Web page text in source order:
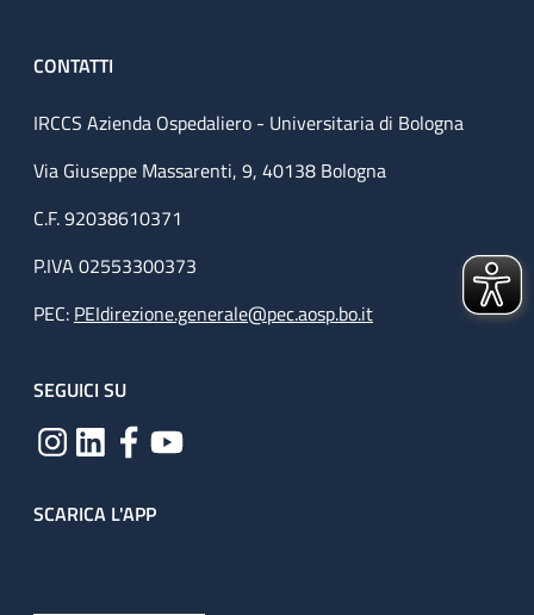
CONTATTI
IRCCS Azienda Ospedaliero - Universitaria di Bologna
Via Giuseppe Massarenti, 9, 40138 Bologna
C.F. 92038610371
P.IVA 02553300373
PEC: PEIdirezione.generale@pec.aosp.bo.it
SEGUICI SU
SCARICA L'APP